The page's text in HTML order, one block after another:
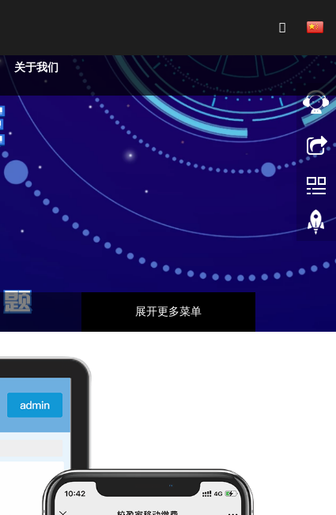
关于我们
展开更多菜单